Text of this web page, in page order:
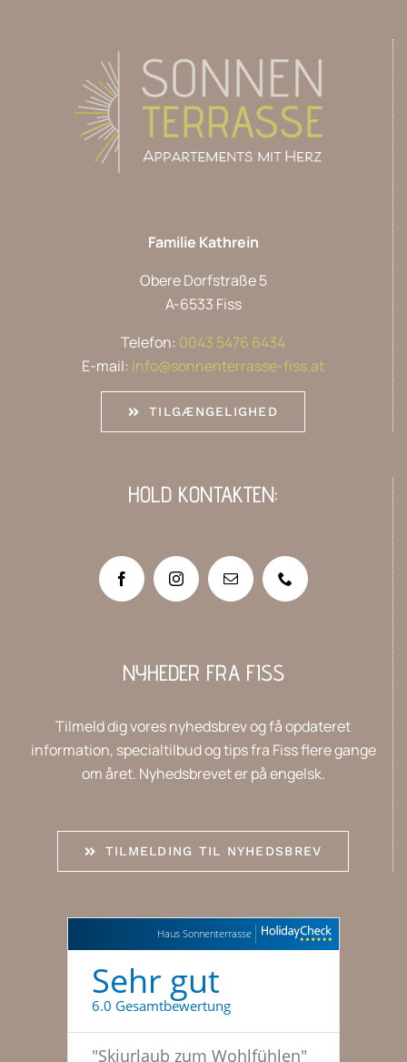
Familie Kathrein
Obere Dorfstraße 5
A-6533 Fiss
Telefon: 0043 5476 6434
E-mail: info@sonnenterrasse-fiss.at
TILGÆNGELIGHED
HOLD KONTAKTEN:
NYHEDER FRA FISS
Tilmeld dig vores nyhedsbrev og få opdateret
information, specialtilbud og tips fra Fiss flere gange
om året. Nyhedsbrevet er på engelsk.
TILMELDING TIL NYHEDSBREV
Haus Sonnenterrasse
Sehr gut
6.0 Gesamtbewertung
"Skiurlaub zum Wohlfühlen"